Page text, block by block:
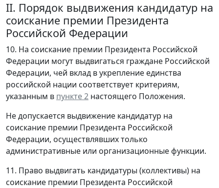
II. Порядок выдвижения кандидатур на
соискание премии Президента
Российской Федерации
10. На соискание премии Президента Российской
Федерации могут выдвигаться граждане Российской
Федерации, чей вклад в укрепление единства
российской нации соответствует критериям,
указанным в пункте 2 настоящего Положения.
Не допускается выдвижение кандидатур на
соискание премии Президента Российской
Федерации, осуществлявших только
административные или организационные функции.
11. Право выдвигать кандидатуры (коллективы) на
соискание премии Президента Российской